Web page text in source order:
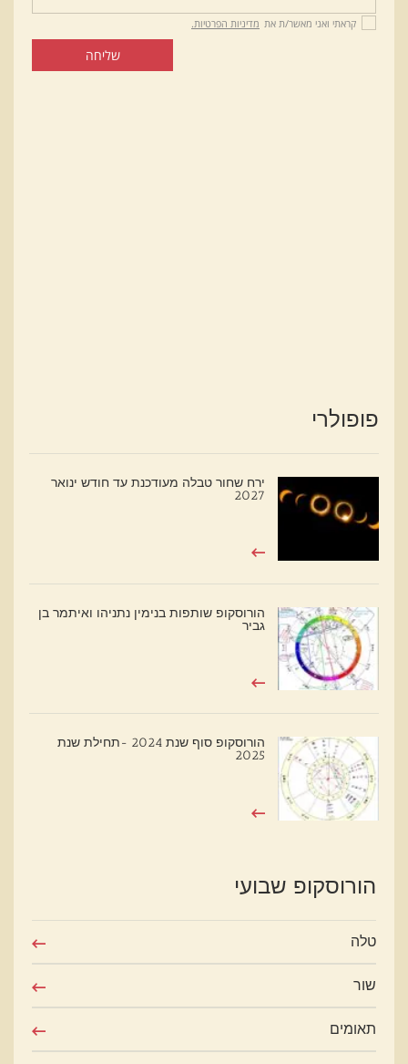
קראתי ואני מאשר/ת את מדיניות הפרטיות.
שליחה
פופולרי
ירח שחור טבלה מעודכנת עד חודש ינואר
2027
הורוסקופ שותפות בנימין נתניהו ואיתמר בן
גביר
הורוסקופ סוף שנת 2024 -תחילת שנת
2025
הורוסקופ שבועי
טלה
שור
תאומים